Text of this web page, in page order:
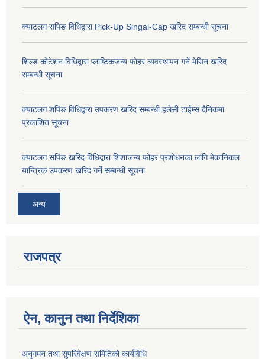
क्याटलग सपिङ विधिद्वारा Pick-Up Singal-Cap खरिद सम्बन्धी सूचना
शिल्ड कोटेशन विधिद्वारा प्लाष्टिकजन्य फोहर व्यवस्थापन गर्ने मेसिन खरिद
सम्बन्धी सूचना
क्याटलग शपिङ विधिद्वारा उपकरण खरिद सम्बन्धी हलेसी टाईम्स दैनिकमा
प्रकाशित सूचना
क्याटलग सपिङ खरिद विधिद्वारा शिशाजन्य फोहर प्रशोधनका लागि मेकानिकल
यान्त्रिक उपकरण खरिद गर्ने सम्बन्धी सूचना
अन्य
राजपत्र
ऐन, कानुन तथा निर्देशिका
अनुगमन तथा सुपरिवेक्षण समितिको कार्यविधि